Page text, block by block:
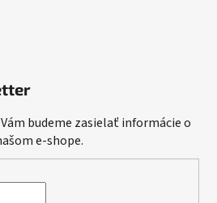
budeme zasielať informácie o
e-shope.